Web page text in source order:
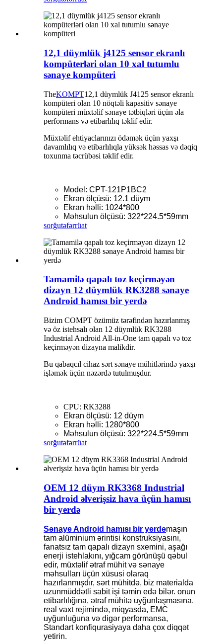
12,1 düymlük j4125 sensor ekranlı
kompüterləri olan 10 xal tutumlu
sənaye kompüteri
TheKOMPT12,1 düymlük J4125 sensor ekranlı
kompüteri olan 10 nöqtəli kapasitiv sənaye
kompüteri müxtəlif sənaye tətbiqləri üçün əla
performans və etibarlılıq təklif edir.
Müxtəlif ehtiyaclarınızı ödəmək üçün yaxşı
davamlılıq və etibarlılıqla yüksək həssas və dəqiq
toxunma təcrübəsi təklif edir.
Model: CPT-121P1BC2
Ekran ölçüsü: 12.1 düym
Ekran həlli: 1024*800
Məhsulun ölçüsü: 322*224.5*59mm
sorğutəfərrüat
Tamamilə qapalı toz keçirməyən
dizayn 12 düymlük RK3288 sənaye
Android hamısı bir yerdə
Bizim COMPT özümüz tərəfindən hazırlanmış
və öz istehsalı olan 12 düymlük RK3288
Industrial Android All-in-One tam qapalı və toz
keçirməyən dizayna malikdir.
Bu qabaqcıl cihaz sərt sənaye mühitlərində yaxşı
işləmək üçün nəzərdə tutulmuşdur.
CPU: RK3288
Ekran ölçüsü: 12 düym
Ekran həlli: 1280*800
Məhsulun ölçüsü: 322*224.5*59mm
sorğutəfərrüat
OEM 12 düym RK3368 Industrial
Android əlverişsiz hava üçün hamısı
bir yerdə
Sənaye Android hamısı bir yerdəmaşın
tam alüminium ərintisi konstruksiyasını,
fanatsız tam qapalı dizayn sxemini, aşağı
enerji istehlakını, yığcam görünüşü qəbul
edir, müxtəlif ətraf mühit və sənaye
məhsulları üçün xüsusi olaraq
hazırlanmışdır, sərt mühitdə, biz materialda
uzunmüddətli sabit işi təmin edə bilər. onun
etibarlılığına, ətraf mühitə uyğunlaşmasına,
real vaxt rejimində, miqyasda, EMC
uyğunluğuna və digər performansa,
Standart konfiqurasiyaya daha çox diqqət
yetirin.